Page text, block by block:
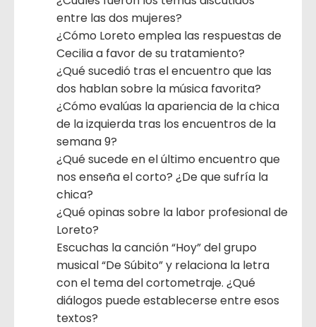
entre las dos mujeres?
¿Cómo Loreto emplea las respuestas de
Cecilia a favor de su tratamiento?
¿Qué sucedió tras el encuentro que las
dos hablan sobre la música favorita?
¿Cómo evalúas la apariencia de la chica
de la izquierda tras los encuentros de la
semana 9?
¿Qué sucede en el último encuentro que
nos enseña el corto? ¿De que sufría la
chica?
¿Qué opinas sobre la labor profesional de
Loreto?
Escuchas la canción “Hoy” del grupo
musical “De Súbito” y relaciona la letra
con el tema del cortometraje. ¿Qué
diálogos puede establecerse entre esos
textos?